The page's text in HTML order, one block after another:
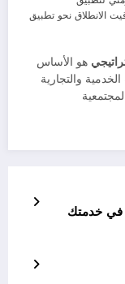
الانطلاق نحو تطبيق
هو الأساس
والتجارية
في خدمتك